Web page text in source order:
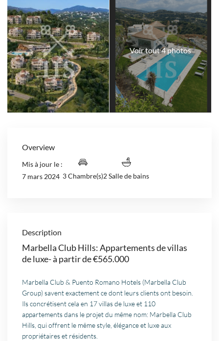
Voir tout 4 photos
Overview
Mis à jour le :
7 mars 2024 3 Chambre(s)2 Salle de bains
Description
Marbella Club Hills: Appartements de villas
de luxe- à partir de €565.000
Marbella Club & Puento Romano Hotels (Marbella Club
Group) savent exactement ce dont leurs clients ont besoin.
Ils concrétisent cela en 17 villas de luxe et 110
appartements dans le projet du même nom: Marbella Club
Hills, qui offrent le même style, élégance et luxe aux
propriétaires et résidents.